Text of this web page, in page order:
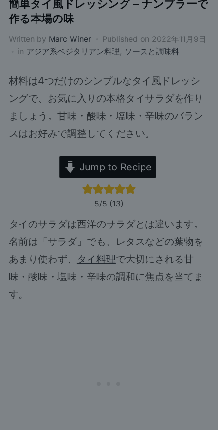
簡単タイ風ドレッシング – ナンプラーで
作る本場の味
Written by Marc Winer Published on 2022年11月9日
in アジア系ベジタリアン料理, ソースと調味料
材料は4つだけのシンプルなタイ風ドレッシ
ングで、お気に入りの本格タイサラダを作り
ましょう。甘味・酸味・塩味・辛味のバラン
スはお好みで調整してください。
Jump to Recipe
5/5 (13)
タイのサラダは西洋のサラダとは違います。
名前は「サラダ」でも、レタスなどの葉物を
あまり使わず、
タイ料理で大切にされる甘
味・酸味・塩味・辛味の調和に焦点を当てま
す。